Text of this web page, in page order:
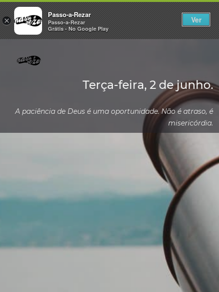
×
Passo-a-Rezar
Passo-a-Rezar
Grátis - No Google Play
Ver
Terça-feira, 2 de junho.
A paciência de Deus é uma oportunidade. Não é atraso, é
misericórdia.